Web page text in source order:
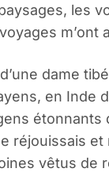
les
m’ont
dame
en Inde
réjouissais
vêtus